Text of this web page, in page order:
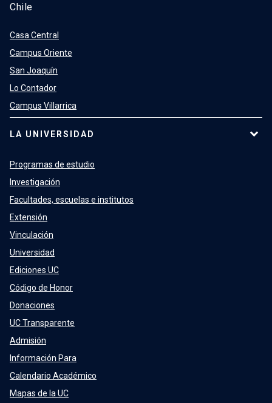
Chile
Casa Central
Campus Oriente
San Joaquín
Lo Contador
Campus Villarrica
LA UNIVERSIDAD
Programas de estudio
Investigación
Facultades, escuelas e institutos
Extensión
Vinculación
Universidad
Ediciones UC
Código de Honor
Donaciones
UC Transparente
Admisión
Información Para
Calendario Académico
Mapas de la UC